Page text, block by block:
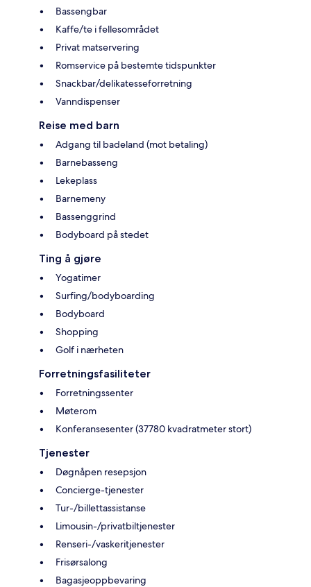
Bassengbar
Kaffe/te i fellesområdet
Privat matservering
Romservice på bestemte tidspunkter
Snackbar/delikatesseforretning
Vanndispenser
Reise med barn
Adgang til badeland (mot betaling)
Barnebasseng
Lekeplass
Barnemeny
Bassenggrind
Bodyboard på stedet
Ting å gjøre
Yogatimer
Surfing/bodyboarding
Bodyboard
Shopping
Golf i nærheten
Forretningsfasiliteter
Forretningssenter
Møterom
Konferansesenter (37780 kvadratmeter stort)
Tjenester
Døgnåpen resepsjon
Concierge-tjenester
Tur-/billettassistanse
Limousin-/privatbiltjenester
Renseri-/vaskeritjenester
Frisørsalong
Bagasjeoppbevaring